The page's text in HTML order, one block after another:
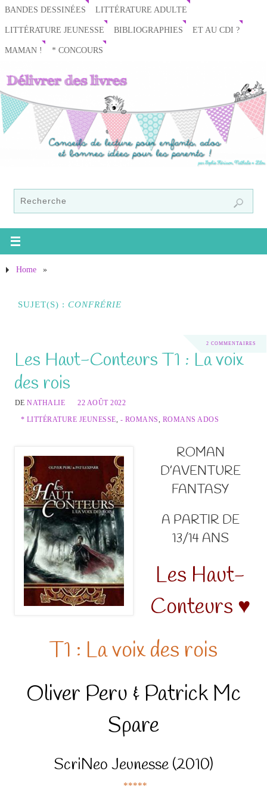
BANDES DESSINÉES LITTÉRATURE ADULTE
LITTÉRATURE JEUNESSE BIBLIOGRAPHIES ET AU CDI ?
MAMAN ! * CONCOURS
Home »
SUJET(S) : CONFRÉRIE
2 COMMENTAIRES
Les Haut-Conteurs T1 : La voix
des rois
DENATHALIE
22 AOÛT 2022
* LITTÉRATURE JEUNESSE, - ROMANS, ROMANS ADOS
ROMAN
D’AVENTURE
FANTASY
A PARTIR DE
13/14 ANS
Les Haut-
Conteurs ♥
T1 : La voix des rois
Oliver Peru & Patrick Mc
Spare
ScriNeo Jeunesse (2010)
*****